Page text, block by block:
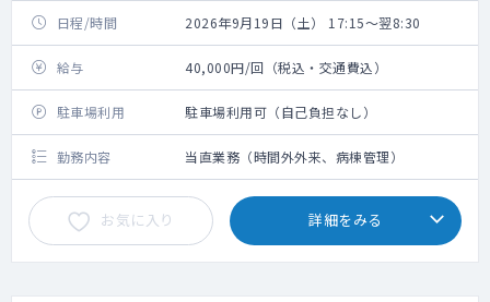
日程/時間 2026年9月19日（土） 17:15～翌8:30
給与 40,000円/回（税込・交通費込）
駐車場利用 駐車場利用可（自己負担なし）
勤務内容 当直業務（時間外外来、病棟管理）
お気に入り 詳細をみる